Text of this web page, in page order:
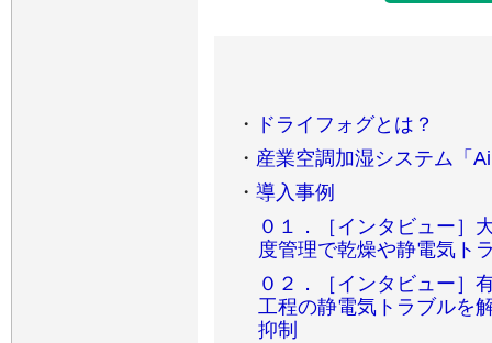
・
ドライフォグとは？
・ 産業空調加湿システム「
・ 導入事例
０１．［インタビュー］
度管理で乾燥や静電気ト
０２．［インタビュー］
工程の静電気トラブルを
抑制